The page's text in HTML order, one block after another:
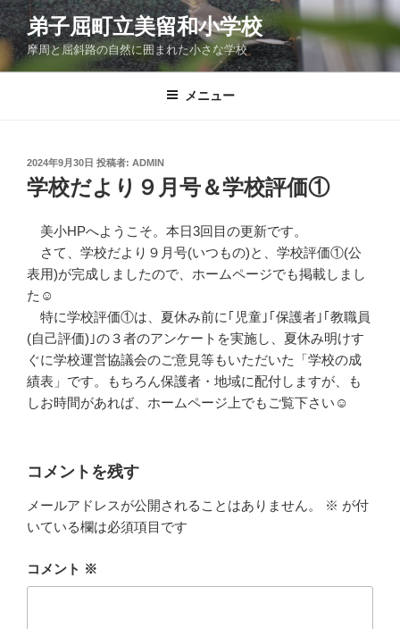
コ
ン
ン
弟子屈町立美留和小学校
摩周と屈斜路の自然に囲まれた小さな学校
メニュー
投
稿
日:
2024年9月30日 投稿者: ADMIN
学校だより９月号＆学校評価①
美小HPへようこそ。本日3回目の更新です。
さて、学校だより９月号(いつもの)と、学校評価①(公
表用)が完成しましたので、ホームページでも掲載しまし
た☺
特に学校評価①は、夏休み前に｢児童｣｢保護者｣｢教職員
(自己評価)｣の３者のアンケートを実施し、夏休み明けす
ぐに学校運営協議会のご意見等もいただいた「学校の成
績表」です。もちろん保護者・地域に配付しますが、も
しお時間があれば、ホームページ上でもご覧下さい☺
コメントを残す
メールアドレスが公開されることはありません。 ※ が付
いている欄は必須項目です
コメント ※